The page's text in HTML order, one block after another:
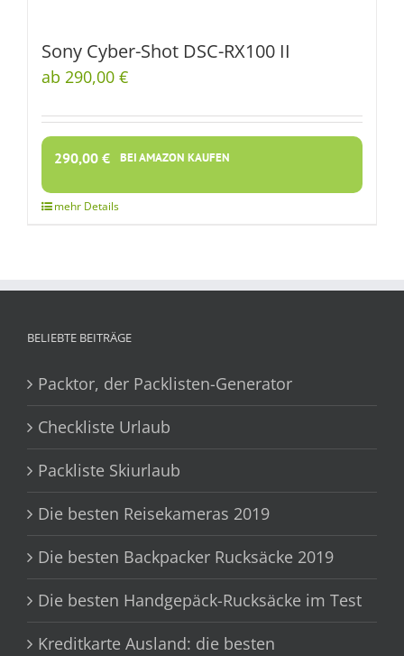
Sony Cyber-Shot DSC-RX100 II
ab 290,00 €
290,00 € BEI AMAZON KAUFEN
BELIEBTE BEITRÄGE
Packtor, der Packlisten-Generator
Checkliste Urlaub
Packliste Skiurlaub
Die besten Reisekameras 2019
Die besten Backpacker Rucksäcke 2019
Die besten Handgepäck-Rucksäcke im Test
Kreditkarte Ausland: die besten